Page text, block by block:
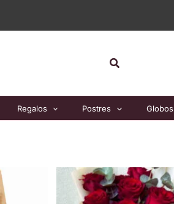
Buscar
Regalos Postres Globos